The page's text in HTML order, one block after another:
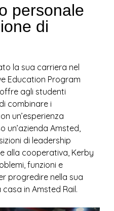
personale
di
la sua carriera nel
Education Program
agli studenti
combinare i
un’esperienza
un’azienda Amsted,
di leadership
alla cooperativa, Kerby
funzioni e
progredire nella sua
in Amsted Rail.